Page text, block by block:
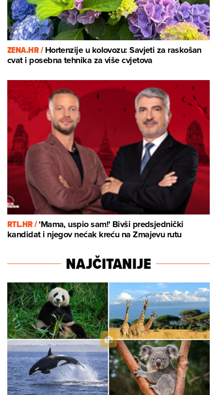
ZENA.HR /Hortenzije u kolovozu: Savjeti za raskošan
cvat i posebna tehnika za više cvjetova
RTL.HR /'Mama, uspio sam!' Bivši predsjednički
kandidat i njegov nećak kreću na Zmajevu rutu
NAJČITANIJE